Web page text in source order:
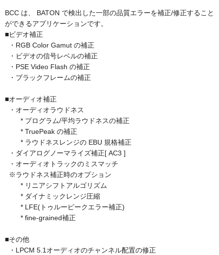
BCC は、 BATON で検出した一部の品質エラーを補正/修正すること
ができるアプリケーションです。
■ビデオ補正
・RGB Color Gamut の補正
・ビデオの信号レベルの補正
・PSE Video Flash の補正
・ブラックフレームの補正
■オーディオ補正
・オーディオラウドネス
* プログラム/平均ラウドネスの補正
* TruePeak の補正
* ラウドネスレンジの EBU 規格補正
・ダイアログノーマライズ補正[ AC3 ]
・オーディオトラックのミスマッチ
※ラウドネス補正時のオプション
* リニアシフトアルゴリズム
* ダイナミックレンジ圧縮
* LFE(トゥルーピークエラー補正)
* fine-grained補正
■その他
・LPCM 5.1オーディオのチャンネル配置の修正